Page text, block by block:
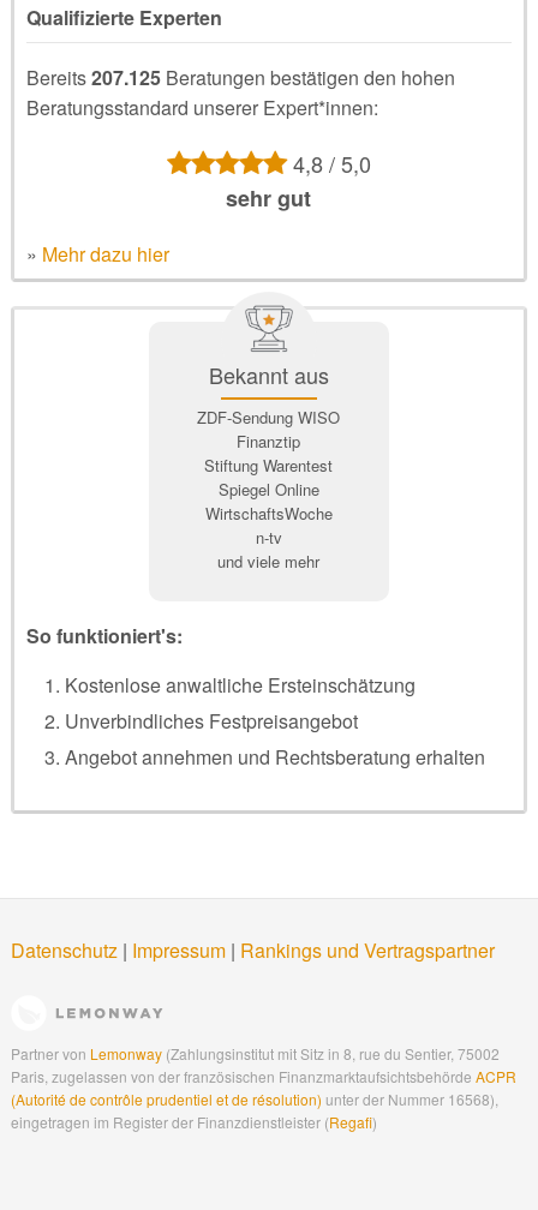
Qualifizierte Experten
Bereits207.125Beratungen bestätigen den hohen
Beratungsstandard unserer Expert*innen:
4,8 / 5,0
sehr gut
» Mehr dazu hier
Bekannt aus
ZDF-Sendung WISO
Finanztip
Stiftung Warentest
Spiegel Online
WirtschaftsWoche
n-tv
und viele mehr
So funktioniert's:
Kostenlose anwaltliche Ersteinschätzung
Unverbindliches Festpreisangebot
Angebot annehmen und Rechtsberatung erhalten
Datenschutz| Impressum| Rankings und Vertragspartner
Partner von Lemonway(Zahlungsinstitut mit Sitz in 8, rue du Sentier, 75002
Paris, zugelassen von der französischen Finanzmarktaufsichtsbehörde ACPR
(Autorité de contrôle prudentiel et de résolution) unter der Nummer 16568),
eingetragen im Register der Finanzdienstleister (Regafi)